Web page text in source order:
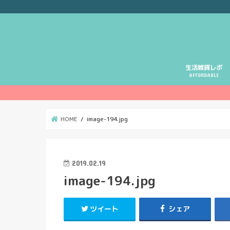
生活雑貨レポ
AFFORDABLE
HOME image-194.jpg
2019.02.19
image-194.jpg
ツイート シェア